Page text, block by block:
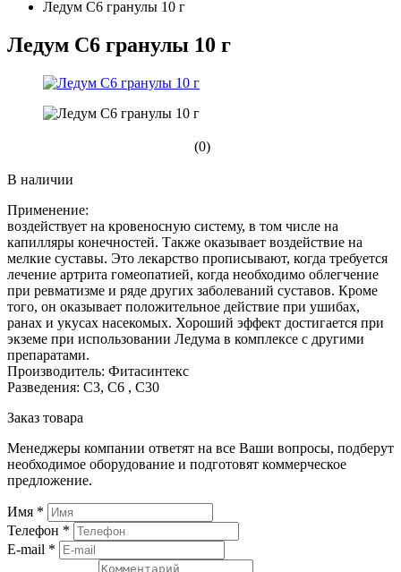
Ледум С6 гранулы 10 г
Ледум С6 гранулы 10 г
(0)
В наличии
Применение:
воздействует на кровеносную систему, в том числе на
капилляры конечностей. Также оказывает воздействие на
мелкие суставы. Это лекарство прописывают, когда требуется
лечение артрита гомеопатией, когда необходимо облегчение
при ревматизме и ряде других заболеваний суставов. Кроме
того, он оказывает положительное действие при ушибах,
ранах и укусах насекомых. Хороший эффект достигается при
экземе при использовании Ледума в комплексе с другими
препаратами.
Производитель: Фитасинтекс
Разведения: С3, С6 , С30
Заказ товара
Менеджеры компании ответят на все Ваши вопросы, подберут
необходимое оборудование и подготовят коммерческое
предложение.
Имя *
Телефон *
E-mail *